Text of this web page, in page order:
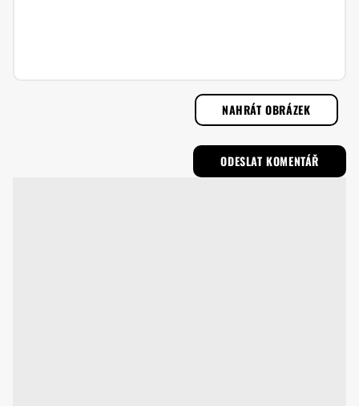
NAHRÁT OBRÁZEK